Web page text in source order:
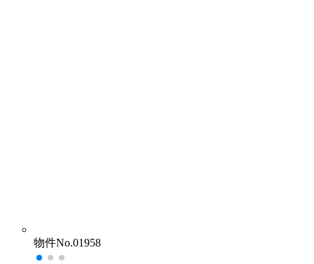
物件No.01958